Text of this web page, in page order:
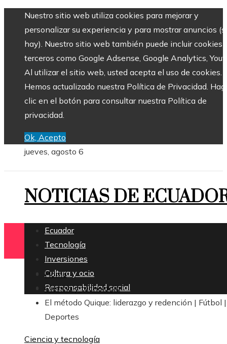
Nuestro sitio web utiliza cookies para mejorar y
personalizar su experiencia y para mostrar anuncios
hay). Nuestro sitio web también puede incluir cookies
terceros como Google Adsense, Google Analytics,
Al utilizar el sitio web, usted acepta el uso de cookies.
Hemos actualizado nuestra Política de Privacidad.
clic en el botón para consultar nuestra Política de
privacidad.
Ok, Acepto
jueves, agosto 6
NOTICIAS DE
Ecuador
Tecnología
Inversiones
Cultura y ocio
Responsabilidad social
Home
Ciencia y tecnología
El método Quique: liderazgo y redención | Fútbol |
Deportes
Ciencia y tecnología